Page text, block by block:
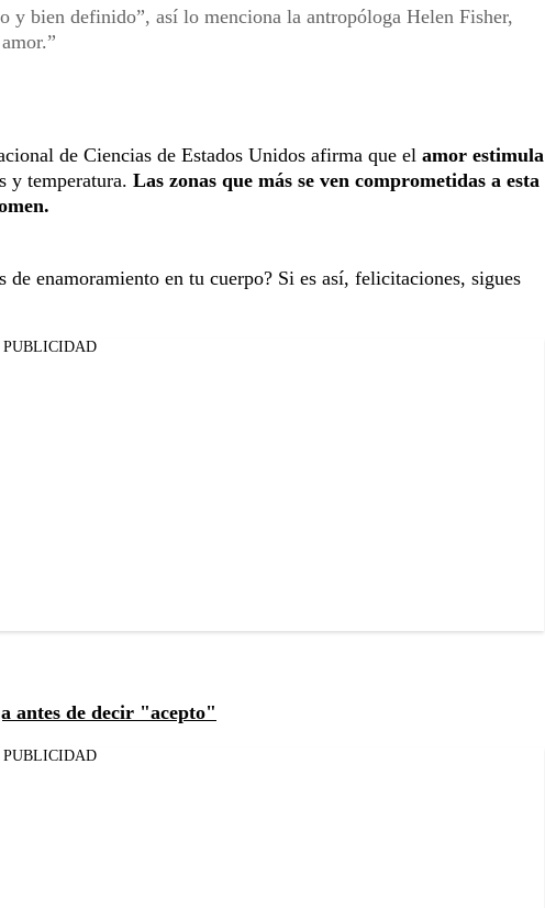
y bien definido”, así lo menciona la antropóloga Helen Fisher,
de Ciencias de Estados Unidos afirma que el amor estimula
y temperatura. Las zonas que más se ven comprometidas a esta
de enamoramiento en tu cuerpo? Si es así, felicitaciones, sigues
PUBLICIDAD
antes de decir "acepto"
PUBLICIDAD